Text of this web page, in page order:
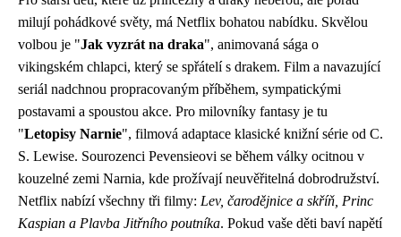
milují pohádkové světy, má Netflix bohatou nabídku. Skvělou
volbou je "Jak vyzrát na draka", animovaná sága o
vikingském chlapci, který se spřátelí s drakem. Film a navazující
seriál nadchnou propracovaným příběhem, sympatickými
postavami a spoustou akce. Pro milovníky fantasy je tu
"Letopisy Narnie", filmová adaptace klasické knižní série od C.
S. Lewise. Sourozenci Pevensieovi se během války ocitnou v
kouzelné zemi Narnia, kde prožívají neuvěřitelná dobrodružství.
Netflix nabízí všechny tři filmy: Lev, čarodějnice a skříň, Princ
Kaspian a Plavba Jitřního poutníka. Pokud vaše děti baví napětí